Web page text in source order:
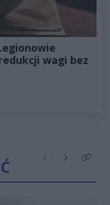
wagi bez
Poprzednie
NastępneKliknij